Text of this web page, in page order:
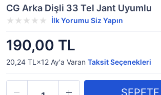
CG Arka Dişli 33 Tel Jant Uyumlu
İlk Yorumu Siz Yapın
190,00 TL
20,24 TL×12 Ay'a Varan Taksit Seçenekleri